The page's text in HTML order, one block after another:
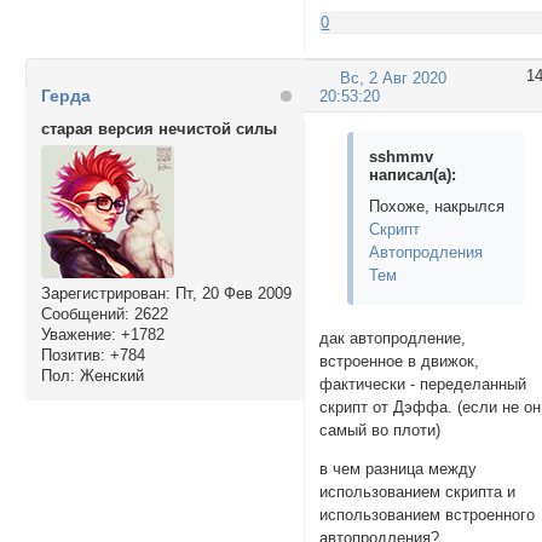
0
14
Вс, 2 Авг 2020
20:53:20
Герда
старая версия нечистой силы
Зарегистрирован: Пт, 20 Фев 2009
Сообщений: 2622
Уважение: +1782
Позитив: +784
Пол: Женский
sshmmv
написал(а):
Похоже, накрылся
Cкрипт
Автопродления
Тем
дак автопродление,
встроенное в движок,
фактически - переделанный
скрипт от Дэффа. (если не он
самый во плоти)
в чем разница между
использованием скрипта и
использованием встроенного
автопродления?